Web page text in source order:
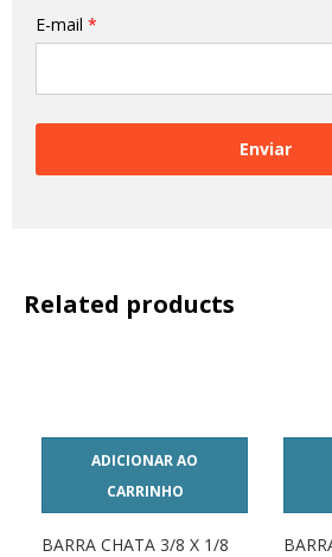
E-mail *
Related products
ADICIONAR AO
CARRINHO
BARRA CHATA 3/8 X 1/8